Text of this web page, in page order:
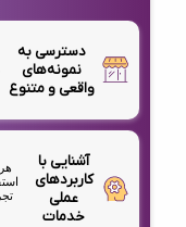
دسترسی به
نمونه‌های
واقعی و متنوع
آشنایی با
کاربردهای
عملی
خدمات